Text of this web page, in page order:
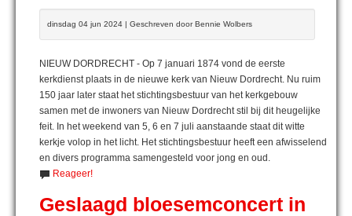
dinsdag 04 jun 2024 | Geschreven door Bennie Wolbers
NIEUW DORDRECHT - Op 7 januari 1874 vond de eerste
kerkdienst plaats in de nieuwe kerk van Nieuw Dordrecht. Nu ruim
150 jaar later staat het stichtingsbestuur van het kerkgebouw
samen met de inwoners van Nieuw Dordrecht stil bij dit heugelijke
feit. In het weekend van 5, 6 en 7 juli aanstaande staat dit witte
kerkje volop in het licht. Het stichtingsbestuur heeft een afwisselend
en divers programma samengesteld voor jong en oud.
Reageer!
Geslaagd bloesemconcert in